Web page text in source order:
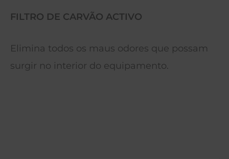
FILTRO DE CARVÃO ACTIVO
Elimina todos os maus odores que possam
surgir no interior do equipamento.